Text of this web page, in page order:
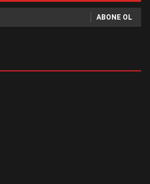
ABONE OL